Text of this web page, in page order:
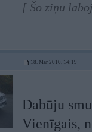
[ Šo ziņu
18. Mar 2010, 14:19
Dabūju
Vienīgais,